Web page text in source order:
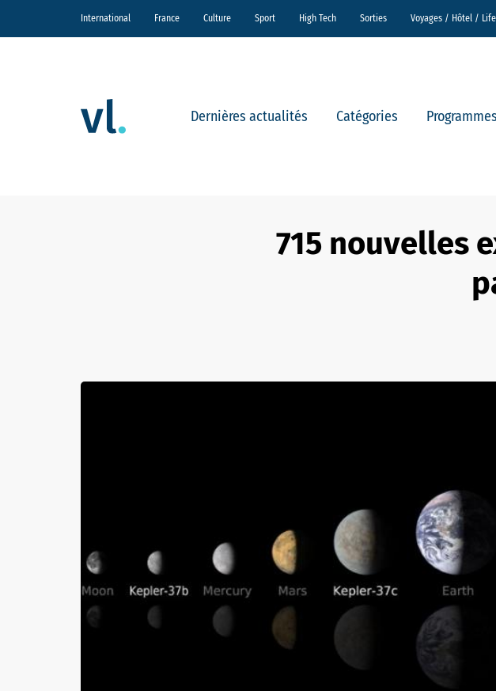
International France Culture Sport High Tech Sorties Voyages / Hôtel /
Dernières actualités Catégories
715 nouvelles